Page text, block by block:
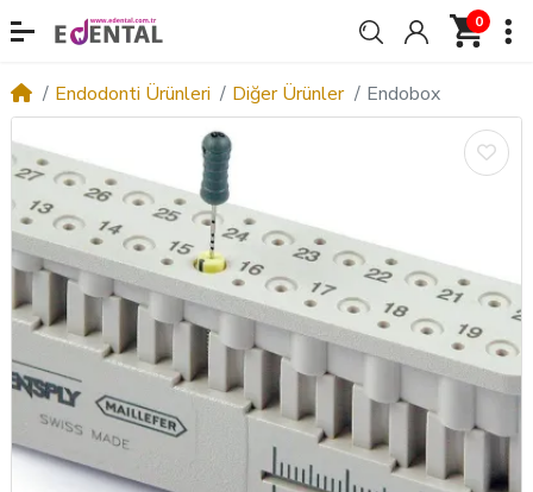
0
Endodonti Ürünleri Diğer Ürünler Endobox